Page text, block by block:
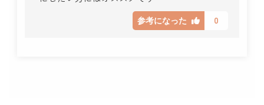
参考になった 0